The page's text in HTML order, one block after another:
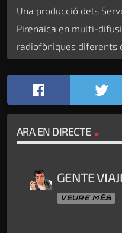
Una producció dels
Pirenaica en multi-
radiofòniques diferents
ARA EN DIRECTE
GENTE
VEURE MÉS